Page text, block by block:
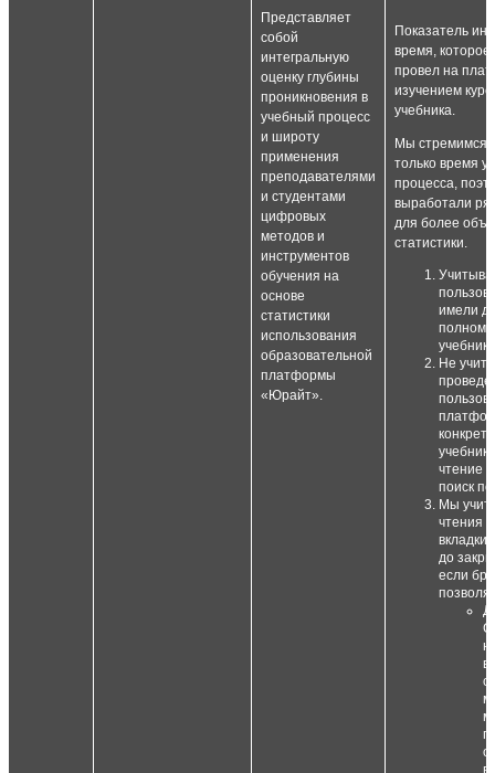
Представляет
собой
интегральную
оценку глубины
проникновения в
учебный процесс
и широту
применения
преподавателями
и студентами
цифровых
методов и
инструментов
обучения на
основе
статистики
использования
образовательной
платформы
«Юрайт».
Показатель
время, которое
провел на
изучением
учебника.
Мы стремимся
только время
процесса,
выработали
для более
статистики.
имели
полному
Не
чтение
поиск
Мы
чтения
вкладки
до
если